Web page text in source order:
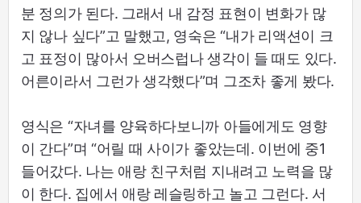
분 정의가 된다. 그래서 내 감정 표현이 변화가 많
지 않나 싶다”고 말했고, 영숙은 “내가 리액션이 크
고 표정이 많아서 오버스럽나 생각이 들 때도 있다.
어른이라서 그런가 생각했다”며 그조차 좋게 봤다.
영식은 “자녀를 양육하다보니까 아들에게도 영향
이 간다”며 “어릴 때 사이가 좋았는데. 이번에 중1
들어갔다. 나는 애랑 친구처럼 지내려고 노력을 많
이 한다. 집에서 애랑 레슬링하고 놀고 그런다. 서